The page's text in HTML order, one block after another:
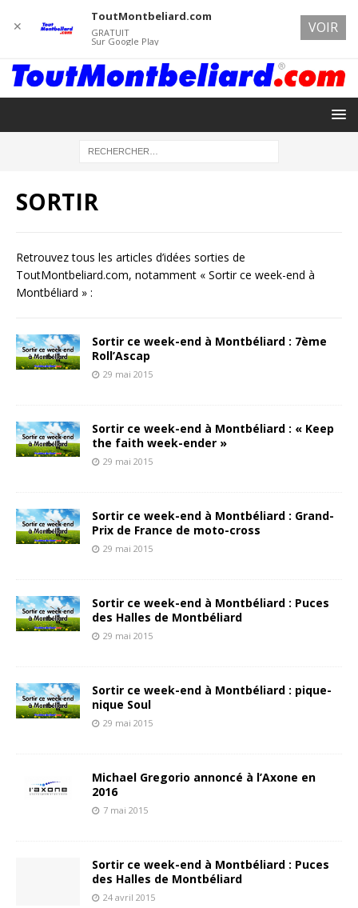
SORTIR
Retrouvez tous les articles d’idées sorties de
ToutMontbeliard.com, notamment « Sortir ce week-end à
Montbéliard » :
Sortir ce week-end à Montbéliard : 7ème
Roll’Ascap
29 mai 2015
Sortir ce week-end à Montbéliard : « Keep
the faith week-ender »
29 mai 2015
Sortir ce week-end à Montbéliard : Grand-
Prix de France de moto-cross
29 mai 2015
Sortir ce week-end à Montbéliard : Puces
des Halles de Montbéliard
29 mai 2015
Sortir ce week-end à Montbéliard : pique-
nique Soul
29 mai 2015
Michael Gregorio annoncé à l’Axone en
2016
7 mai 2015
Sortir ce week-end à Montbéliard : Puces
des Halles de Montbéliard
24 avril 2015
✕
ToutMontbeliard.com
GRATUIT
Sur Google Play
VOIR